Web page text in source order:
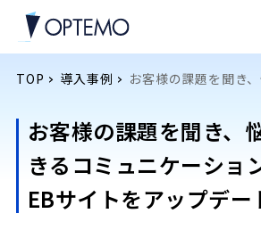
TOP 導入事例
お客様の課題を聞き、
きるコミュニケーショ
EBサイトをアップデー